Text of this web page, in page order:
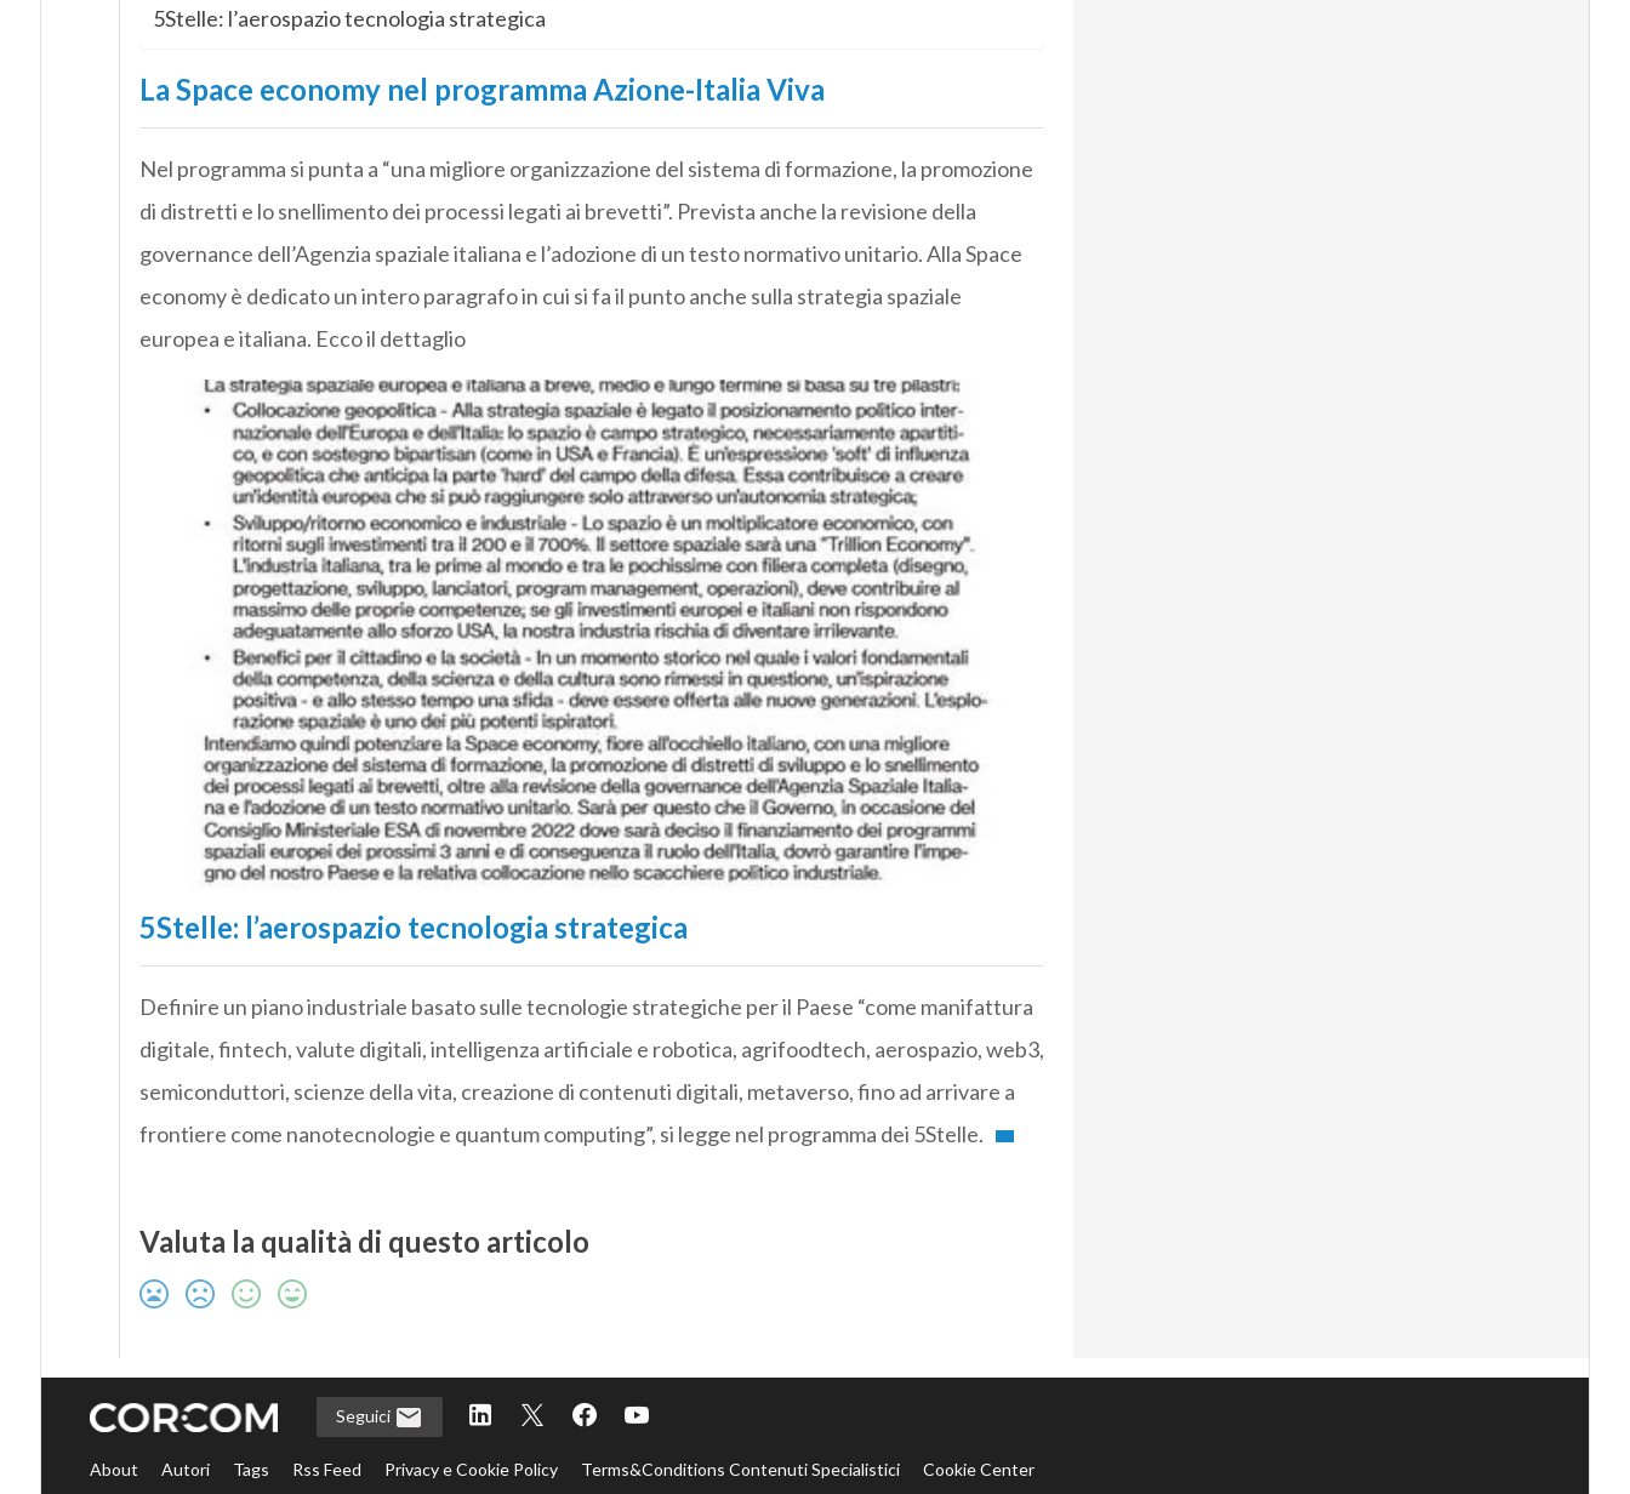
5Stelle: l’aerospazio tecnologia strategica
La Space economy nel programma Azione-Italia Viva
Nel programma si punta a “una migliore organizzazione del sistema di formazione, la promozione
di distretti e lo snellimento dei processi legati ai brevetti”. Prevista anche la revisione della
governance dell’Agenzia spaziale italiana e l’adozione di un testo normativo unitario. Alla Space
economy è dedicato un intero paragrafo in cui si fa il punto anche sulla strategia spaziale
europea e italiana. Ecco il dettaglio
5Stelle: l’aerospazio tecnologia strategica
Definire un piano industriale basato sulle tecnologie strategiche per il Paese “come manifattura
digitale, fintech, valute digitali, intelligenza artificiale e robotica, agrifoodtech, aerospazio, web3,
semiconduttori, scienze della vita, creazione di contenuti digitali, metaverso, fino ad arrivare a
frontiere come nanotecnologie e quantum computing”, si legge nel programma dei 5Stelle.
Valuta la qualità di questo articolo
Seguici
About Autori Tags Rss Feed Privacy e Cookie Policy Terms&Conditions Contenuti Specialistici Cookie Center